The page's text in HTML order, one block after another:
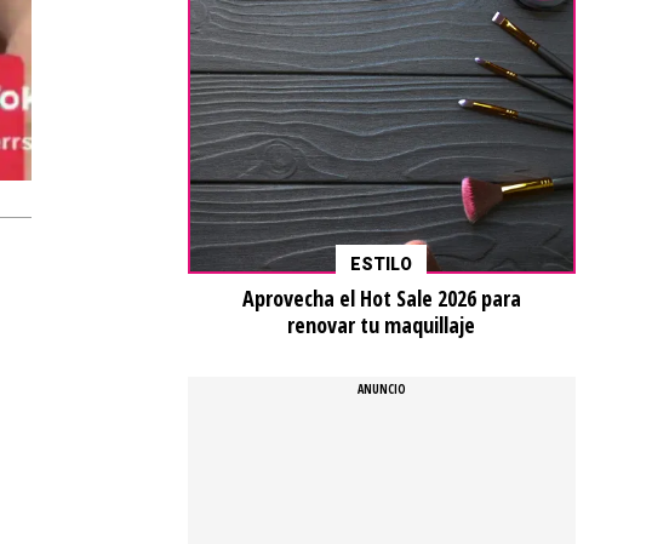
ESTILO
Aprovecha el Hot Sale 2026 para
renovar tu maquillaje